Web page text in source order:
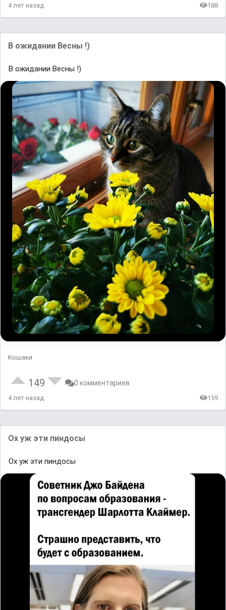
4 лет назад 188
В ожидании Весны !)
В ожидании Весны !)
Кошаки
149 0 комментариев
4 лет назад 159
Ох уж эти пиндосы
Ох уж эти пиндосы